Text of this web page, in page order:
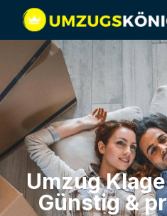
Umzug
Günstig &